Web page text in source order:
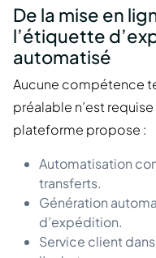
De la mise en
l’étiquette
automatisé
Aucune compétence
préalable n’est
plateforme propose :
Automatisation
transferts.
Génération
d’expédition.
Service client